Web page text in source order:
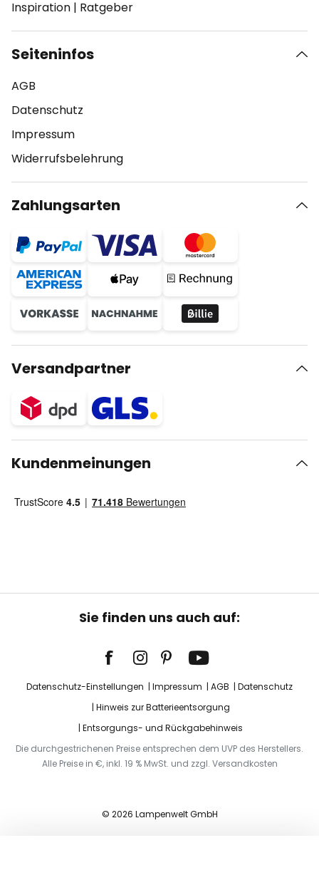
Inspiration | Ratgeber
Seiteninfos
AGB
Datenschutz
Impressum
Widerrufsbelehrung
Zahlungsarten
Versandpartner
Kundenmeinungen
Sie finden uns auch auf:
Datenschutz-Einstellungen Impressum AGB
Datenschutz
Hinweis zur Batterieentsorgung
Entsorgungs- und Rückgabehinweis
Die durchgestrichenen Preise entsprechen dem UVP des Herstellers.
Alle Preise in €, inkl. 19 % MwSt. und zzgl. Versandkosten
© 2026 Lampenwelt GmbH